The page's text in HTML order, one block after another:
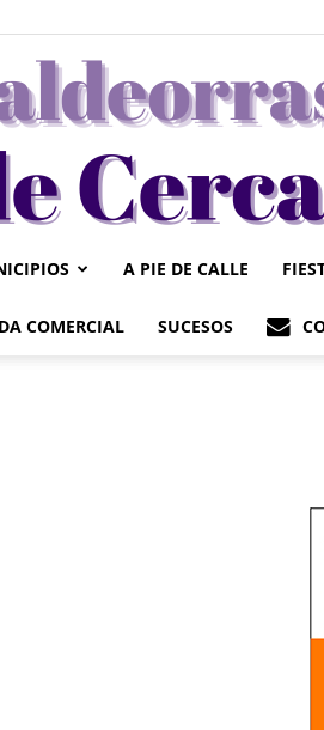
Valdeorrasdecerca
A PIE DE CALLE
COMERCIAL SUCESOS